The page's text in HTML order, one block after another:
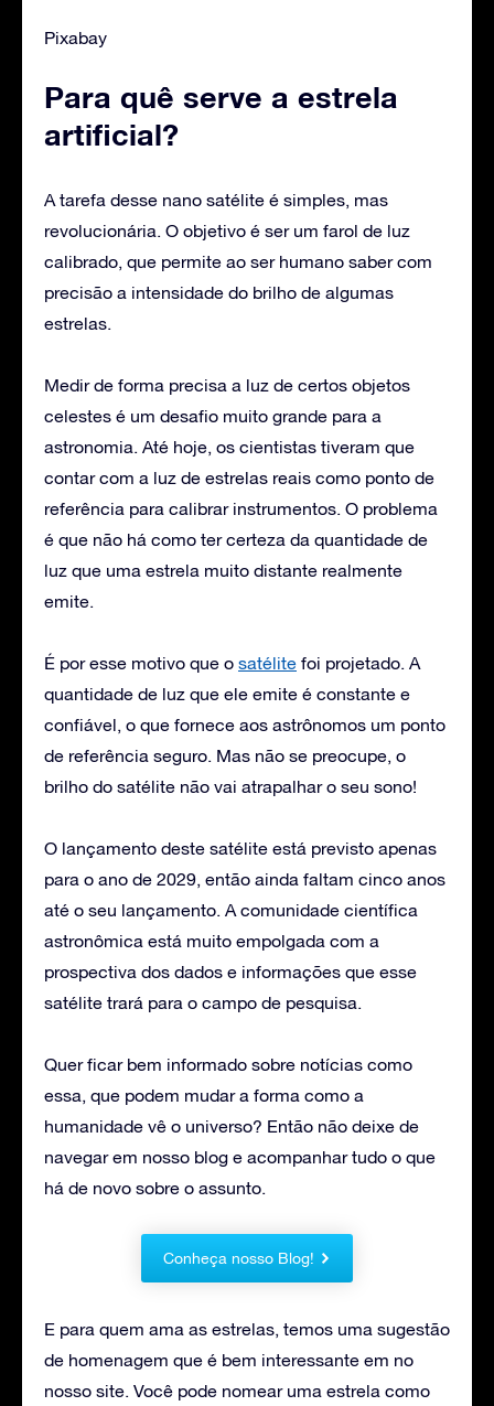
Pixabay
Para quê serve a estrela
artificial?
A tarefa desse nano satélite é simples, mas
revolucionária. O objetivo é ser um farol de luz
calibrado, que permite ao ser humano saber com
precisão a intensidade do brilho de algumas
estrelas.
Medir de forma precisa a luz de certos objetos
celestes é um desafio muito grande para a
astronomia. Até hoje, os cientistas tiveram que
contar com a luz de estrelas reais como ponto de
referência para calibrar instrumentos. O problema
é que não há como ter certeza da quantidade de
luz que uma estrela muito distante realmente
emite.
É por esse motivo que o satélite foi projetado. A
quantidade de luz que ele emite é constante e
confiável, o que fornece aos astrônomos um ponto
de referência seguro. Mas não se preocupe, o
brilho do satélite não vai atrapalhar o seu sono!
O lançamento deste satélite está previsto apenas
para o ano de 2029, então ainda faltam cinco anos
até o seu lançamento. A comunidade científica
astronômica está muito empolgada com a
prospectiva dos dados e informações que esse
satélite trará para o campo de pesquisa.
Quer ficar bem informado sobre notícias como
essa, que podem mudar a forma como a
humanidade vê o universo? Então não deixe de
navegar em nosso blog e acompanhar tudo o que
há de novo sobre o assunto.
Conheça nosso Blog!
E para quem ama as estrelas, temos uma sugestão
de homenagem que é bem interessante em no
nosso site. Você pode nomear uma estrela como